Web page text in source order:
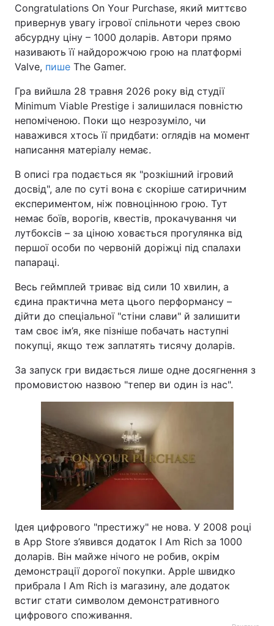
Congratulations On Your Purchase, який миттєво
привернув увагу ігрової спільноти через свою
абсурдну ціну – 1000 доларів. Автори прямо
називають її найдорожчою грою на платформі
Valve, пише The Gamer.
Гра вийшла 28 травня 2026 року від студії
Minimum Viable Prestige і залишилася повністю
непоміченою. Поки що незрозуміло, чи
наважився хтось її придбати: оглядів на момент
написання матеріалу немає.
В описі гра подається як "розкішний ігровий
досвід", але по суті вона є скоріше сатиричним
експериментом, ніж повноцінною грою. Тут
немає боїв, ворогів, квестів, прокачування чи
лутбоксів – за ціною ховається прогулянка від
першої особи по червоній доріжці під спалахи
папараці.
Весь геймплей триває від сили 10 хвилин, а
єдина практична мета цього перформансу –
дійти до спеціальної "стіни слави" й залишити
там своє ім’я, яке пізніше побачать наступні
покупці, якщо теж заплатять тисячу доларів.
За запуск гри видається лише одне досягнення з
промовистою назвою "тепер ви один із нас".
Ідея цифрового "престижу" не нова. У 2008 році
в App Store з’явився додаток I Am Rich за 1000
доларів. Він майже нічого не робив, окрім
демонстрації дорогої покупки. Apple швидко
прибрала I Am Rich із магазину, але додаток
встиг стати символом демонстративного
цифрового споживання.